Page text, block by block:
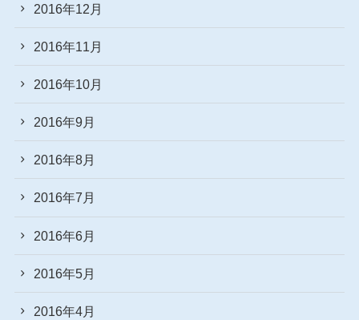
2016年12月
2016年11月
2016年10月
2016年9月
2016年8月
2016年7月
2016年6月
2016年5月
2016年4月